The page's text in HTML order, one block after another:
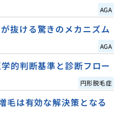
AGA
抜ける驚きのメカニズム
AGA
的判断基準と診断フロー
円形脱毛症
毛は有効な解決策となる